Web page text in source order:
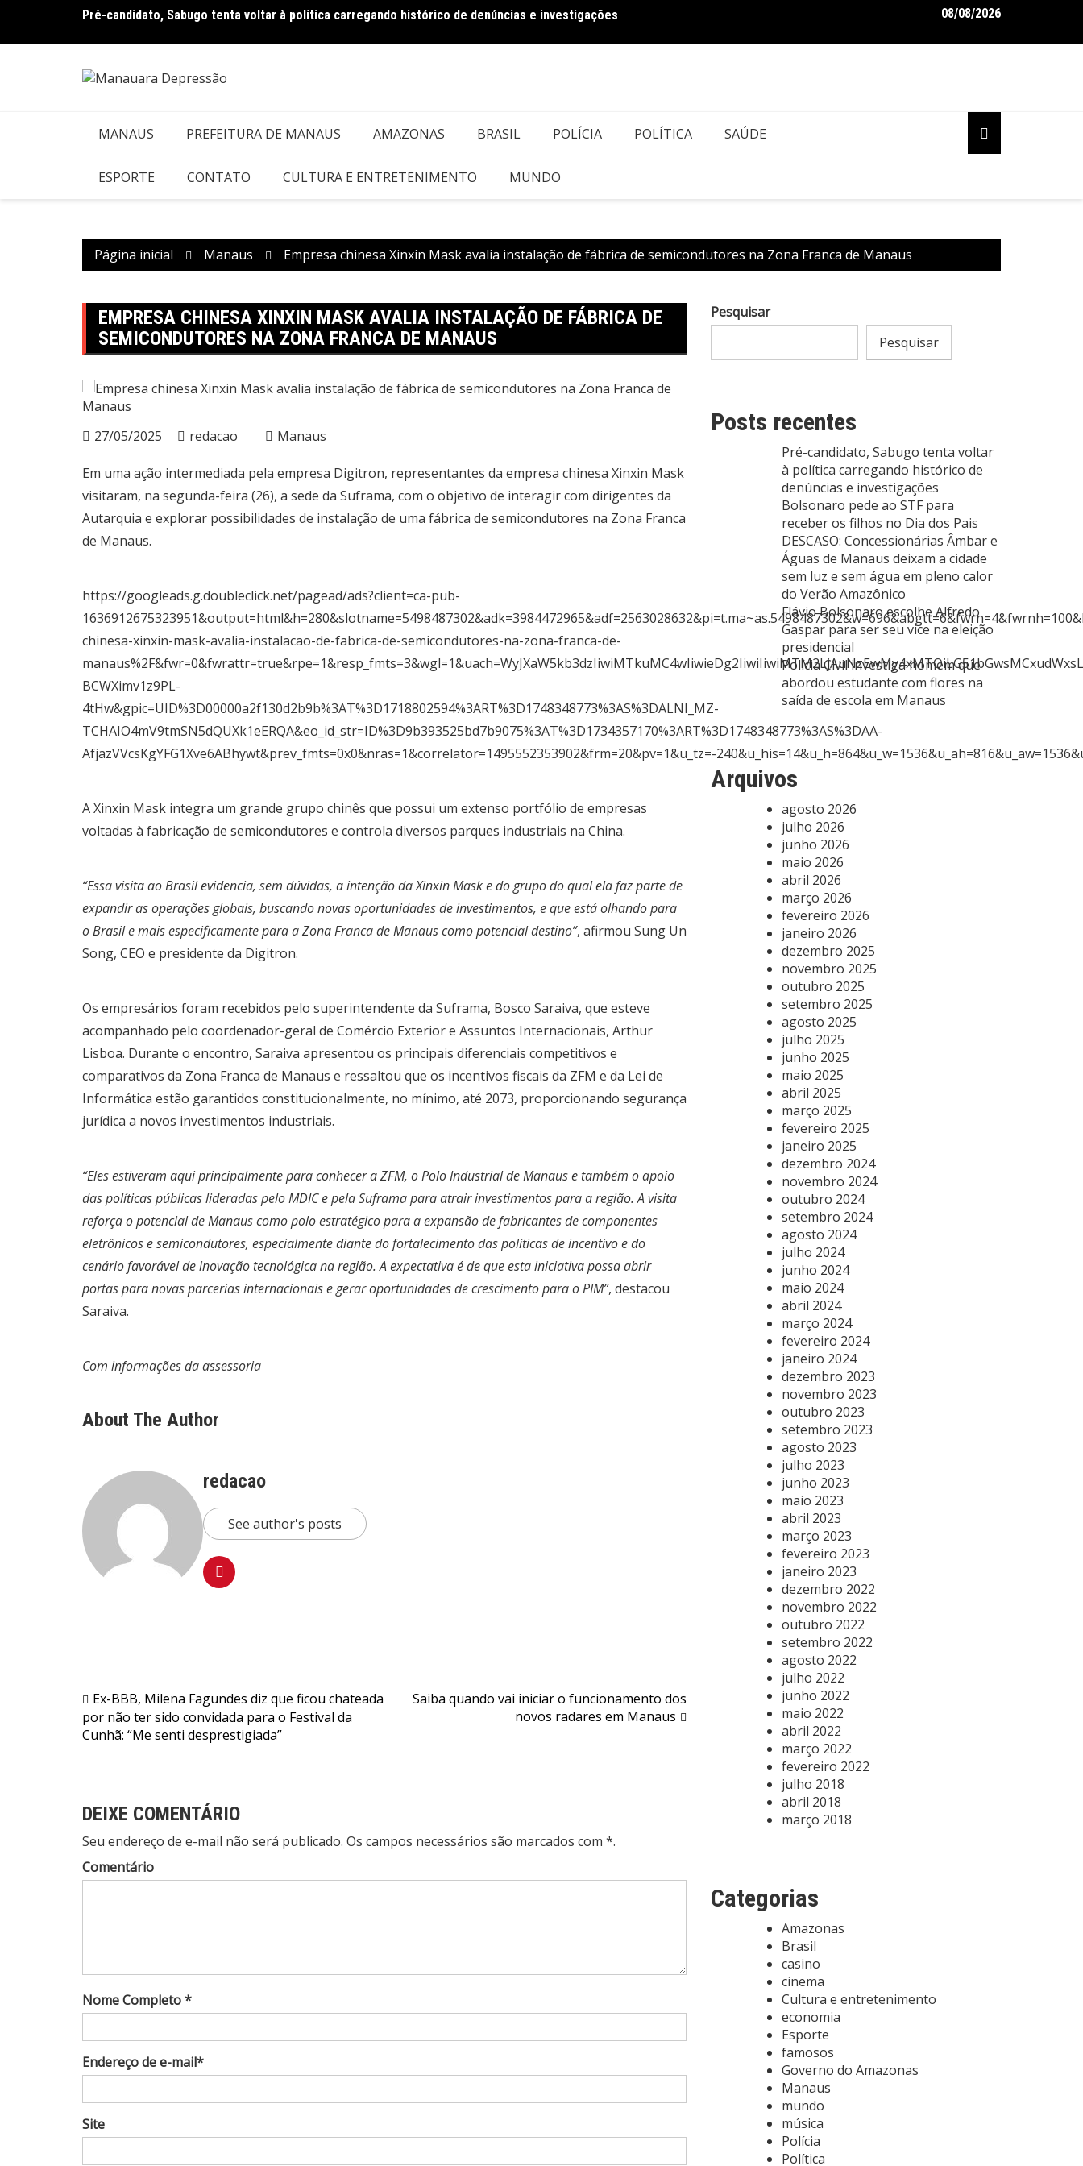
o
Pré-candidato, Sabugo tenta voltar à política carregando histórico de denúncias e investigações Bolsonaro pede ao STF para receber os filhos no Dia dos Pais
08/08/2026
MANAUS PREFEITURA DE MANAUS AMAZONAS BRASIL POLÍCIA POLÍTICA SAÚDE
ESPORTE CONTATO CULTURA E ENTRETENIMENTO MUNDO
Página inicial Manaus Empresa chinesa Xinxin Mask avalia instalação de fábrica de semicondutores na Zona Franca de Manaus
EMPRESA CHINESA XINXIN MASK AVALIA INSTALAÇÃO DE FÁBRICA DE
SEMICONDUTORES NA ZONA FRANCA DE MANAUS
27/05/2025 redacao Manaus
Em uma ação intermediada pela empresa Digitron, representantes da empresa chinesa Xinxin Mask
visitaram, na segunda-feira (26), a sede da Suframa, com o objetivo de interagir com dirigentes da
Autarquia e explorar possibilidades de instalação de uma fábrica de semicondutores na Zona Franca
de Manaus.
https://googleads.g.doubleclick.net/pagead/ads?client=ca-pub-
chinesa-xinxin-mask-avalia-instalacao-de-fabrica-de-semicondutores-na-zona-franca-de-
BCWXimv1z9PL-
4tHw&gpic=UID%3D00000a2f130d2b9b%3AT%3D1718802594%3ART%3D1748348773%3AS%3DALNI_MZ-
TCHAIO4mV9tmSN5dQUXk1eERQA&eo_id_str=ID%3D9b393525bd7b9075%3AT%3D1734357170%3ART%3D1748348773%3AS%3DAA-
AfjazVVcsKgYFG1Xve6ABhywt&prev_fmts=0x0&nras=1&correlator=1495552353902&frm=20&pv=1&u_tz=-
A Xinxin Mask integra um grande grupo chinês que possui um extenso portfólio de empresas
voltadas à fabricação de semicondutores e controla diversos parques industriais na China.
“Essa visita ao Brasil evidencia, sem dúvidas, a intenção da Xinxin Mask e do grupo do qual ela faz parte de
expandir as operações globais, buscando novas oportunidades de investimentos, e que está olhando para
o Brasil e mais especificamente para a Zona Franca de Manaus como potencial destino”, afirmou Sung Un
Song, CEO e presidente da Digitron.
Os empresários foram recebidos pelo superintendente da Suframa, Bosco Saraiva, que esteve
acompanhado pelo coordenador-geral de Comércio Exterior e Assuntos Internacionais, Arthur
Lisboa. Durante o encontro, Saraiva apresentou os principais diferenciais competitivos e
comparativos da Zona Franca de Manaus e ressaltou que os incentivos fiscais da ZFM e da Lei de
Informática estão garantidos constitucionalmente, no mínimo, até 2073, proporcionando segurança
jurídica a novos investimentos industriais.
“Eles estiveram aqui principalmente para conhecer a ZFM, o Polo Industrial de Manaus e também o apoio
das políticas públicas lideradas pelo MDIC e pela Suframa para atrair investimentos para a região. A visita
reforça o potencial de Manaus como polo estratégico para a expansão de fabricantes de componentes
eletrônicos e semicondutores, especialmente diante do fortalecimento das políticas de incentivo e do
cenário favorável de inovação tecnológica na região. A expectativa é de que esta iniciativa possa abrir
portas para novas parcerias internacionais e gerar oportunidades de crescimento para o PIM”, destacou
Saraiva.
Com informações da assessoria
About The Author
redacao
See author's posts
Navegação
de
Ex-BBB, Milena Fagundes diz que ficou chateada
por não ter sido convidada para o Festival da
Cunhã: “Me senti desprestigiada”
Saiba quando vai iniciar o funcionamento dos
novos radares em Manaus
DEIXE COMENTÁRIO
Seu endereço de e-mail não será publicado. Os campos necessários são marcados com *.
Comentário
Nome Completo *
Endereço de e-mail*
Site
Pesquisar
Pesquisar
Posts recentes
Pré-candidato, Sabugo tenta voltar
à política carregando histórico de
denúncias e investigações
Bolsonaro pede ao STF para
receber os filhos no Dia dos Pais
DESCASO: Concessionárias Âmbar e
Águas de Manaus deixam a cidade
sem luz e sem água em pleno calor
do Verão Amazônico
Flávio Bolsonaro escolhe Alfredo
Gaspar para ser seu vice na eleição
presidencial
Polícia Civil investiga homem que
abordou estudante com flores na
saída de escola em Manaus
Arquivos
agosto 2026
julho 2026
junho 2026
maio 2026
abril 2026
março 2026
fevereiro 2026
janeiro 2026
dezembro 2025
novembro 2025
outubro 2025
setembro 2025
agosto 2025
julho 2025
junho 2025
maio 2025
abril 2025
março 2025
fevereiro 2025
janeiro 2025
dezembro 2024
novembro 2024
outubro 2024
setembro 2024
agosto 2024
julho 2024
junho 2024
maio 2024
abril 2024
março 2024
fevereiro 2024
janeiro 2024
dezembro 2023
novembro 2023
outubro 2023
setembro 2023
agosto 2023
julho 2023
junho 2023
maio 2023
abril 2023
março 2023
fevereiro 2023
janeiro 2023
dezembro 2022
novembro 2022
outubro 2022
setembro 2022
agosto 2022
julho 2022
junho 2022
maio 2022
abril 2022
março 2022
fevereiro 2022
julho 2018
abril 2018
março 2018
Categorias
Amazonas
Brasil
casino
cinema
Cultura e entretenimento
economia
Esporte
famosos
Governo do Amazonas
Manaus
mundo
música
Polícia
Política